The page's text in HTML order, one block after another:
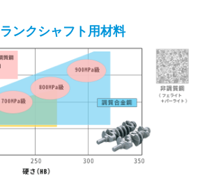
ンクシャフト用材料